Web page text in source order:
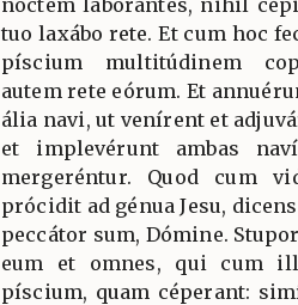
tuo laxábo rete. Et cum hoc
píscium multitúdinem
autem rete eórum. Et
ália navi, ut venírent et
et implevérunt ambas
mergeréntur. Quod cum
prócidit ad génua Jesu,
peccátor sum, Dómine.
eum et omnes, qui cum
píscium, quam céperant: